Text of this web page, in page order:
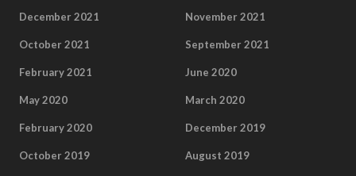
December 2021 November 2021
October 2021 September 2021
February 2021 June 2020
May 2020 March 2020
February 2020 December 2019
October 2019 August 2019